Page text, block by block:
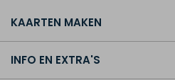
KAARTEN MAKEN
INFO EN EXTRA'S